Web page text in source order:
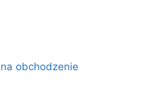
obchodzenie